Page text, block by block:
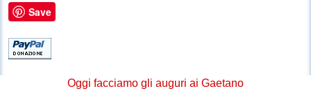
Save
Oggi facciamo gli auguri ai Gaetano